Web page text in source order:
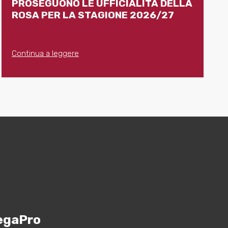
PROSEGUONO LE UFFICIALITÀ DELLA
ROSA PER LA STAGIONE 2026/27
Continua a leggere